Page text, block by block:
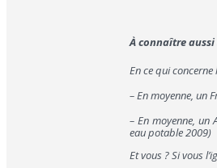
À connaître aussi
En ce qui
– En moyenne, un
– En moyenne, un
eau potable 2009)
Et vous ? Si vous